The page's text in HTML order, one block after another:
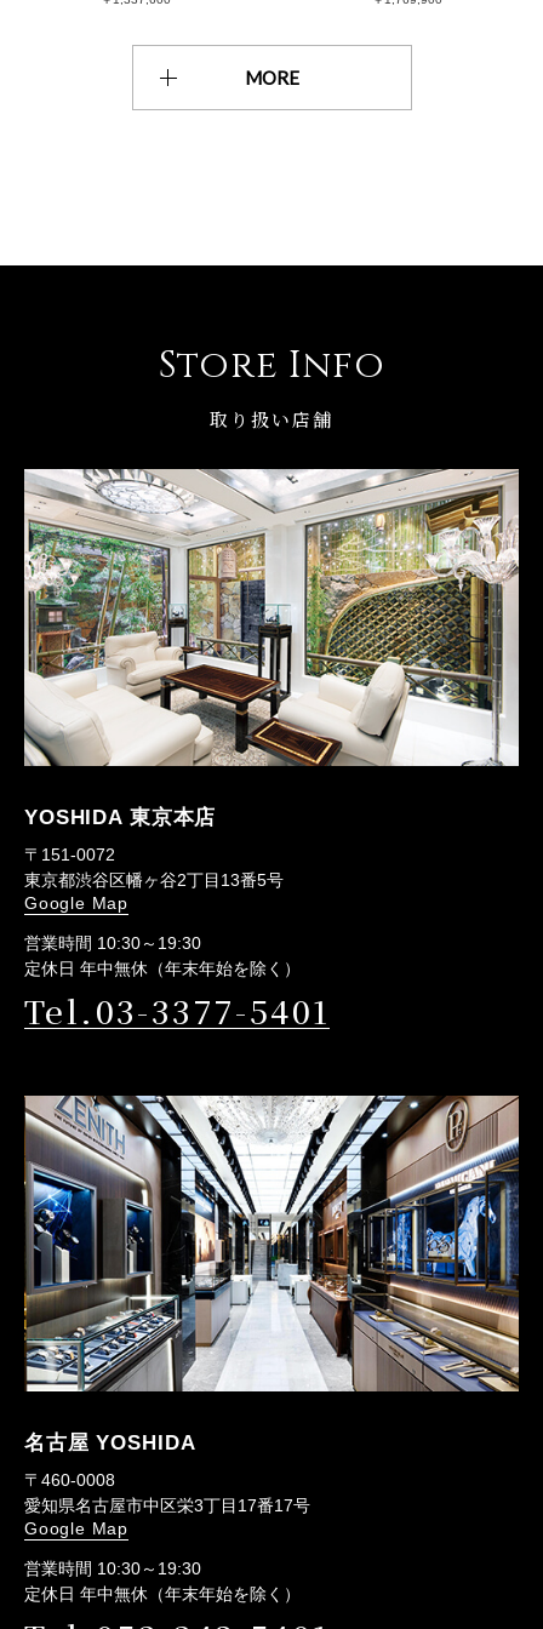
MORE
Store Info
取り扱い店舗
YOSHIDA 東京本店
〒151-0072
東京都渋谷区幡ヶ谷2丁目13番5号
Google Map
営業時間 10:30～19:30
定休日 年中無休（年末年始を除く）
Tel.03-3377-5401
名古屋 YOSHIDA
〒460-0008
愛知県名古屋市中区栄3丁目17番17号
Google Map
営業時間 10:30～19:30
定休日 年中無休（年末年始を除く）